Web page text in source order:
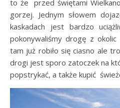
to że przed świętami
gorzej. Jednym słowem
kaskadach jest bardzo
pokonywaliśmy drogę z
tam już robiło się ciasno ale
drogi jest sporo zatoczek na
popstrykać, a także kupić